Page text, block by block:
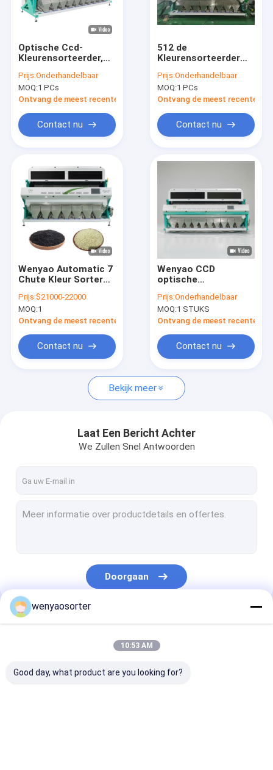
Producten
Videos
VR-show
Kwaliteitscontrole
Contacteer ons
Verzoek om een Citaat
De sorteerder van de Wenyaokleur
De sorteerder van de rijstkleur
plastic kleurensorteermachine
Multifunctionele Kleurensorteerder
De Sorteerder van de notenkleur
Optische Ccd-
Kleurensorteerder,
Hellingentarwe van
6.5kw 10 de
Sorteerdersmachine
Prijs:Onderhandelbaar
MOQ:1 PCs
Ontvang de meest recente Prijs
Contact nu
512 de
Kleurensorteerder
Controle van de
Sorteermachinewifi
van de 8
Prijs:Onderhandelbaar
MOQ:1 PCs
Ontvang de meest recente
Contact nu
Wenyao Automatic 7
Chute Kleur Sorter
Prijs:$21000-22000
MOQ:1
Ontvang de meest recente Prijs
Contact nu
Wenyao CCD
optische
5400 pixels camera
en full colour RGB
CCD-sensor voor
hoge capaciteit en
10 goten
Prijs:Onderhandelbaar
MOQ:1 STUKS
Ontvang de meest recente
Contact nu
Bekijk meer
Laat Een Bericht Achter
We Zullen Snel Antwoorden
Doorgaan
Onze Categorieën
wenyaosorter
10:53 AM
Good day, what product are you looking for?